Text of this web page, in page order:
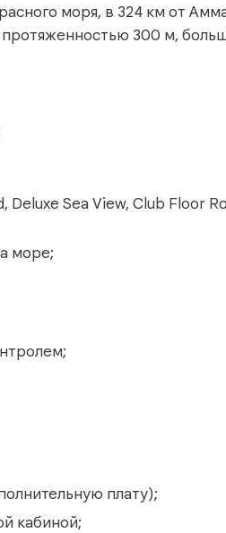
моря, в 324 км от
300 м,
Sea View, Club Floor
море;
плату);
кабиной;